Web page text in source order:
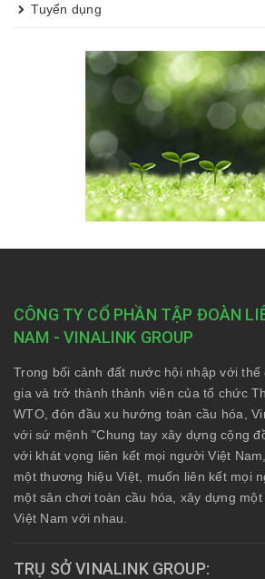
Tuyển dụng
CÔNG TY CỔ PHẦN TẬP ĐOÀN
NAM - VINALINK GROUP
Trong bối cảnh đất nước hội nhập với thế
gia và trở thành thành viên của tổ chức
WTO, đón đầu xu hướng toàn cầu hóa,
với sứ mệnh "Chung tay xây dựng cộng
với khát vọng liên kết mọi người Việt
một thương hiệu Việt, muốn liên kết mọi
một sân chơi toàn cầu hóa, xây dựng
Việt Nam với nhau.
TRỤ SỞ VINALINK GROUP